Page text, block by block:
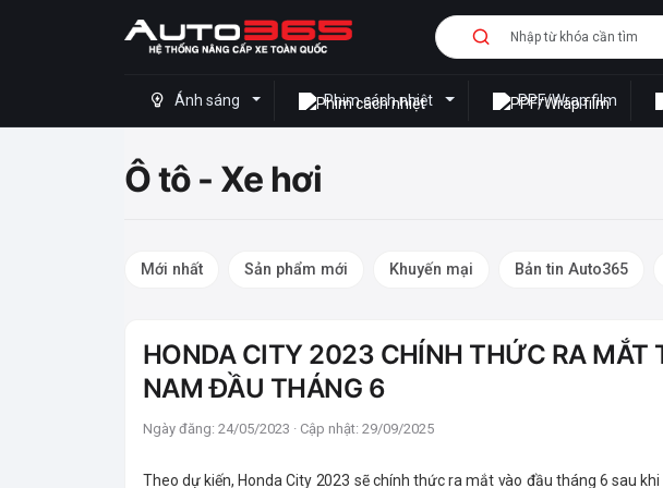
Ánh sáng Phim cách nhiệt PPF/Wrap film
Ô tô - Xe hơi
Mới nhất Sản phẩm mới Khuyến mại Bản tin Auto365
HONDA CITY 2023 CHÍNH THỨC RA MẮT
NAM ĐẦU THÁNG 6
Ngày đăng: 24/05/2023 · Cập nhật: 29/09/2025
Theo dự kiến, Honda City 2023 sẽ chính thức ra mắt vào đầu tháng 6 sau